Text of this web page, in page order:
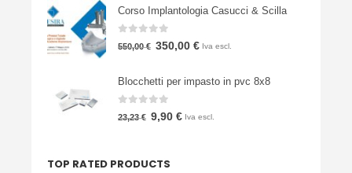
originale
era:
3.900,00 €.
attuale
1.900,00 €.
Corso Implantologia Casucci & Scilla
550,00€ Il
originale
era:
550,00 €.
350,00 €Il
attuale
350,00 €.
Iva escl.
Blocchetti per impasto in pvc 8x8
23,23€ Il
9,90 €IlIva escl.
TOP RATED PRODUCTS